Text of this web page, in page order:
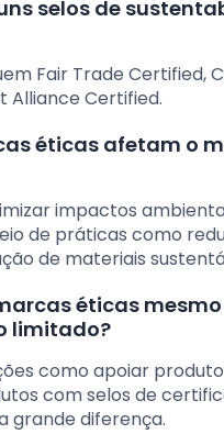
selos de
Fair Trade Certified,
Alliance Certified.
éticas afetam o
impactos
de práticas como
de materiais
éticas
limitado?
como apoiar
com selos de
grande diferença.